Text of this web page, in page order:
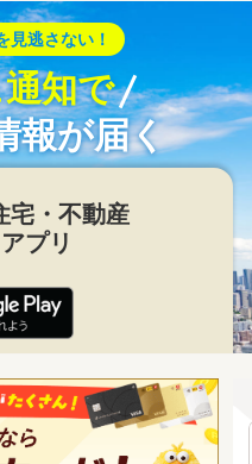
見逃さない！
知で
報が届く
宅・不動産
アプリ